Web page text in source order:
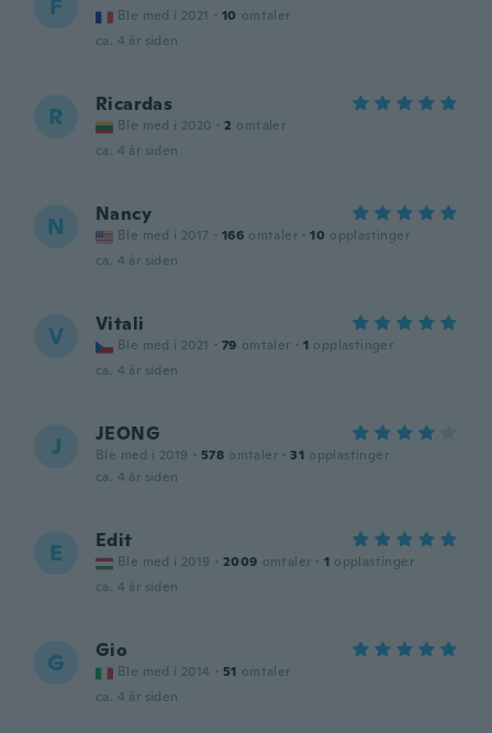
F Ble med i 2021 · 10 omtaler
ca. 4 år siden
R Ricardas
Ble med i 2020 · 2 omtaler
ca. 4 år siden
N Nancy
Ble med i 2017 · 166 omtaler · 10 opplastinger
ca. 4 år siden
V Vitali
Ble med i 2021 · 79 omtaler · 1 opplastinger
ca. 4 år siden
J JEONG
Ble med i 2019 · 578 omtaler · 31 opplastinger
ca. 4 år siden
E Edit
Ble med i 2019 · 2009 omtaler · 1 opplastinger
ca. 4 år siden
G Gio
Ble med i 2014 · 51 omtaler
ca. 4 år siden